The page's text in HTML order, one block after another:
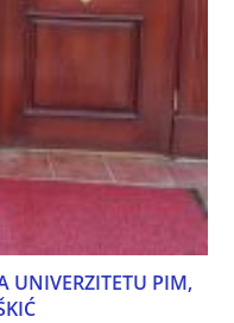
UNIVERZITETU PIM,